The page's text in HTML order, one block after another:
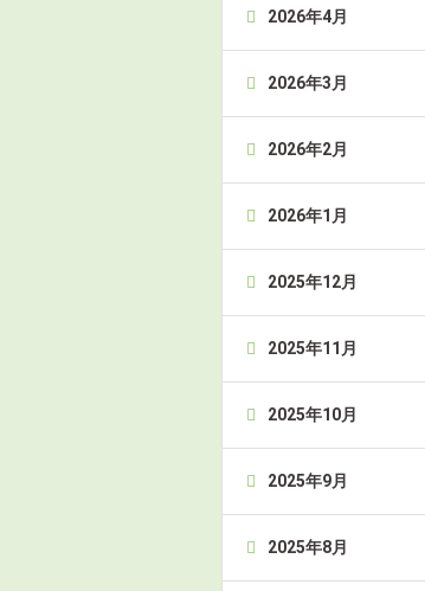
2026年4月
2026年3月
2026年2月
2026年1月
2025年12月
2025年11月
2025年10月
2025年9月
2025年8月